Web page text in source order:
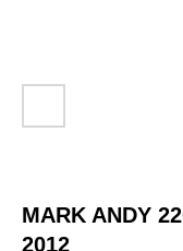
MARK ANDY
2012